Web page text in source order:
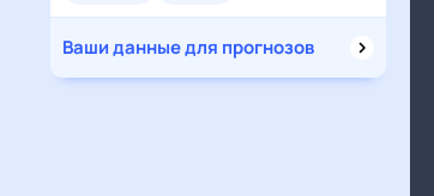
Ваши данные для прогнозов